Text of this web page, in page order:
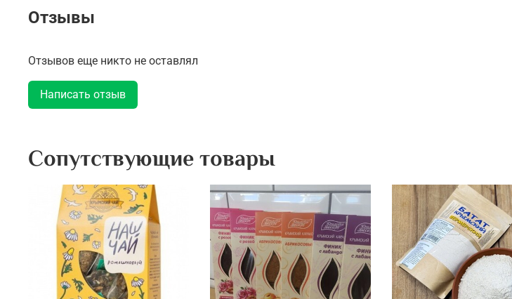
Отзывы
Отзывов еще никто не оставлял
Написать отзыв
Сопутствующие товары